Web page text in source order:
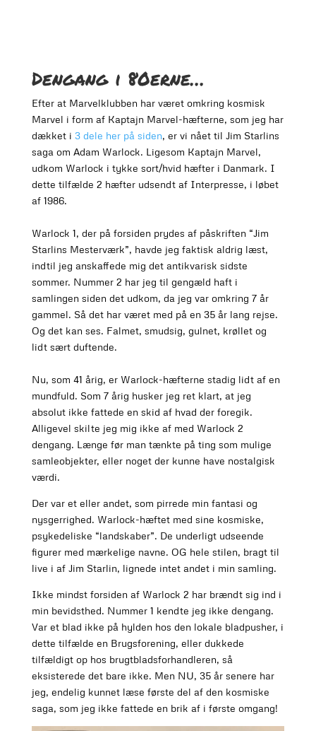
Dengang i 80erne…
Efter at Marvelklubben har været omkring kosmisk
Marvel i form af Kaptajn Marvel-hæfterne, som jeg har
dækket i 3 dele her på siden, er vi nået til Jim Starlins
saga om Adam Warlock. Ligesom Kaptajn Marvel,
udkom Warlock i tykke sort/hvid hæfter i Danmark. I
dette tilfælde 2 hæfter udsendt af Interpresse, i løbet
af 1986.
Warlock 1, der på forsiden prydes af påskriften “Jim
Starlins Mesterværk”, havde jeg faktisk aldrig læst,
indtil jeg anskaffede mig det antikvarisk sidste
sommer. Nummer 2 har jeg til gengæld haft i
samlingen siden det udkom, da jeg var omkring 7 år
gammel. Så det har været med på en 35 år lang rejse.
Og det kan ses. Falmet, smudsig, gulnet, krøllet og
lidt sært duftende.
Nu, som 41 årig, er Warlock-hæfterne stadig lidt af en
mundfuld. Som 7 årig husker jeg ret klart, at jeg
absolut ikke fattede en skid af hvad der foregik.
Alligevel skilte jeg mig ikke af med Warlock 2
dengang. Længe før man tænkte på ting som mulige
samleobjekter, eller noget der kunne have nostalgisk
værdi.
Der var et eller andet, som pirrede min fantasi og
nysgerrighed. Warlock-hæftet med sine kosmiske,
psykedeliske “landskaber”. De underligt udseende
figurer med mærkelige navne. OG hele stilen, bragt til
live i af Jim Starlin, lignede intet andet i min samling.
Ikke mindst forsiden af Warlock 2 har brændt sig ind i
min bevidsthed. Nummer 1 kendte jeg ikke dengang.
Var et blad ikke på hylden hos den lokale bladpusher, i
dette tilfælde en Brugsforening, eller dukkede
tilfældigt op hos brugtbladsforhandleren, så
eksisterede det bare ikke. Men NU, 35 år senere har
jeg, endelig kunnet læse første del af den kosmiske
saga, som jeg ikke fattede en brik af i første omgang!